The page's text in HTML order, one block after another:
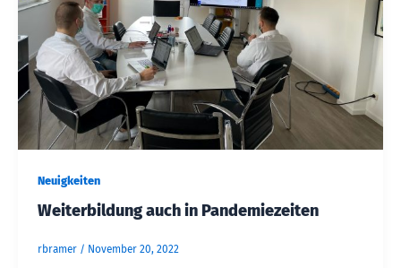
Neuigkeiten
Weiterbildung auch in Pandemiezeiten
rbramer / November 20, 2022